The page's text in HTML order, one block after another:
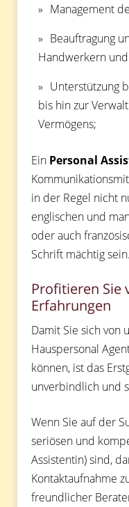
Management
Beauftragung
Handwerkern
Unterstützung
bis hin zur
Vermögens;
Ein Personal
in der Regel nicht
englischen und
oder auch
Schrift mächtig sein.
Profitieren Sie
Erfahrungen
Damit Sie sich von
Hauspersonal
können, ist das
unverbindlich und
Wenn Sie auf der
seriösen und
Assistentin) sind,
Kontaktaufnahme
freundlicher